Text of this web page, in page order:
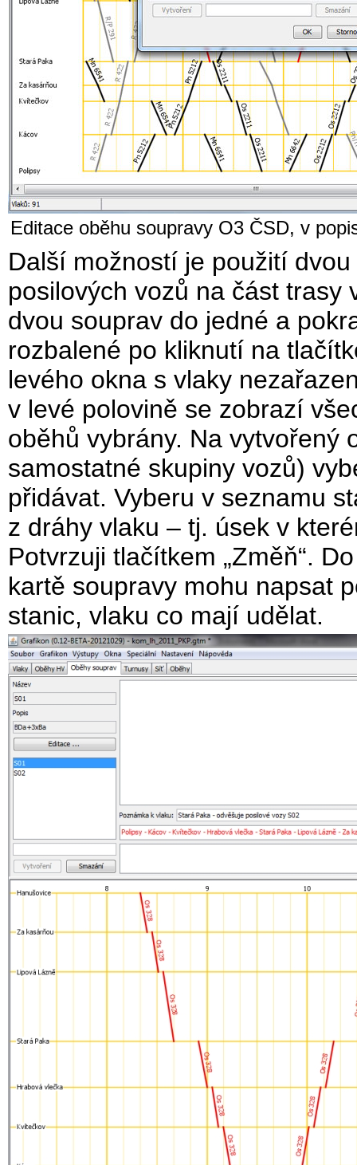
Editace oběhu soupravy O3 ČSD, v
Další možností je použití
posilových vozů na část trasy
dvou souprav do jedné a
rozbalené po kliknutí na
levého okna s vlaky
v levé polovině se zobrazí
oběhů vybrány. Na vytvořený
samostatné skupiny vozů)
přidávat. Vyberu v seznamu
z dráhy vlaku – tj. úsek v
Potvrzuji tlačítkem „Změň“.
kartě soupravy mohu napsat
stanic, vlaku co mají udělat.